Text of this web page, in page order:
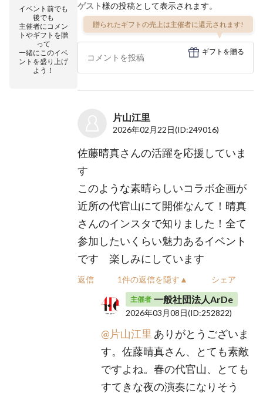
イベント前でも
後でも
主催者にコメン
トやギフトを贈
って
一緒にこのイベ
ントを盛り上げ
よう！
ゲスト様の投稿として表示されます。
贈られたギフトの売上は主催者に還元されます!
ギフトを贈る
片山江里
2026年02月22日(ID:249016)
佐藤晴真さんの活躍を応援していま
す
このような素晴らしいコラボ企画が
近所の代官山にて開催なんて！晴真
さんのインスタで知りました！全て
参加したいくらい魅力あるイベント
です 楽しみにしています
返信 1件の返信を隠す▲ シェア
主催者 一般社団法人ArDe
2026年03月08日(ID:252822)
@片山江里 ありがとうございま
す。佐藤晴真さん、とても素敵
ですよね。春の代官山、とても
すてきな夜の演奏になりそう